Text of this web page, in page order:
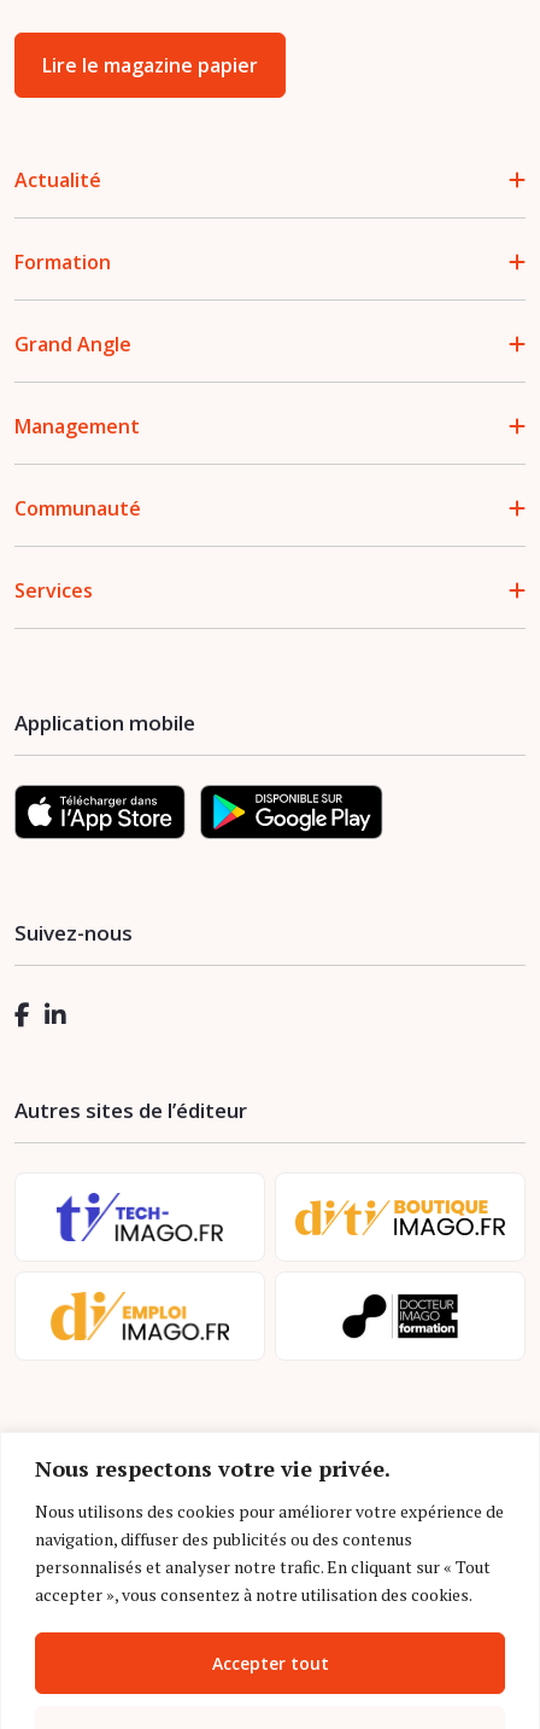
Nous respectons votre vie privée.
Nous utilisons des cookies pour améliorer votre expérience de
navigation, diffuser des publicités ou des contenus
personnalisés et analyser notre trafic. En cliquant sur « Tout
accepter », vous consentez à notre utilisation des cookies.
Accepter tout
Lire le magazine papier
Actualité
Formation
Grand Angle
Management
Communauté
Services
Application mobile
Suivez-nous
Autres sites de l’éditeur
Mentions légales et conditions d’utilisation
Charte déontologique
Gestion des cookies